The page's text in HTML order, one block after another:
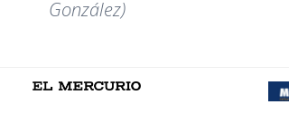
González)